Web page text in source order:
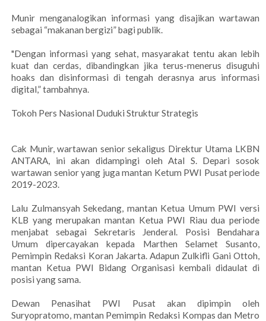
Munir menganalogikan informasi yang disajikan wartawan
sebagai “makanan bergizi” bagi publik.
"Dengan informasi yang sehat, masyarakat tentu akan lebih
kuat dan cerdas, dibandingkan jika terus-menerus disuguhi
hoaks dan disinformasi di tengah derasnya arus informasi
digital,” tambahnya.
Tokoh Pers Nasional Duduki Struktur Strategis
Cak Munir, wartawan senior sekaligus Direktur Utama LKBN
ANTARA, ini akan didampingi oleh Atal S. Depari sosok
wartawan senior yang juga mantan Ketum PWI Pusat periode
2019-2023.
Lalu Zulmansyah Sekedang, mantan Ketua Umum PWI versi
KLB yang merupakan mantan Ketua PWI Riau dua periode
menjabat sebagai Sekretaris Jenderal. Posisi Bendahara
Umum dipercayakan kepada Marthen Selamet Susanto,
Pemimpin Redaksi Koran Jakarta. Adapun Zulkifli Gani Ottoh,
mantan Ketua PWI Bidang Organisasi kembali didaulat di
posisi yang sama.
Dewan Penasihat PWI Pusat akan dipimpin oleh
Suryopratomo, mantan Pemimpin Redaksi Kompas dan Metro